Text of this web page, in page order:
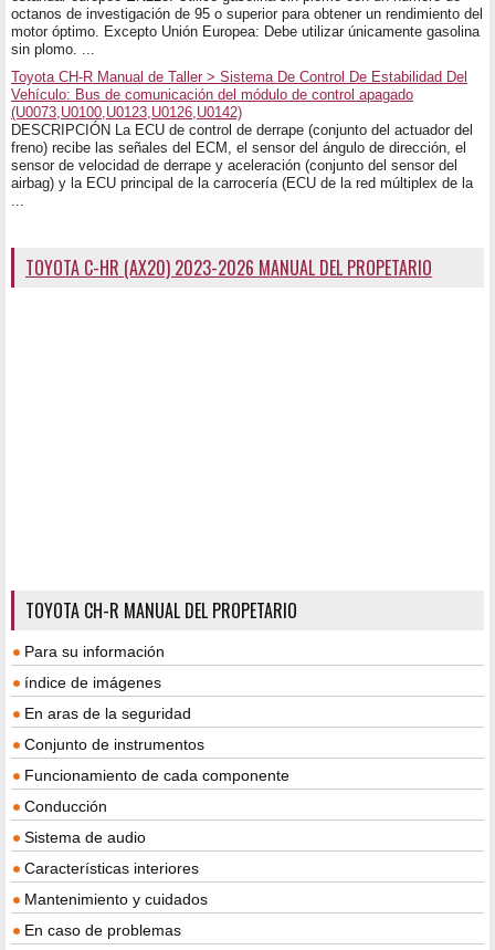
octanos de investigación de 95 o superior para obtener un rendimiento del
motor óptimo. Excepto Unión Europea: Debe utilizar únicamente gasolina
sin plomo. ...
Toyota CH-R Manual de Taller > Sistema De Control De Estabilidad Del
Vehículo: Bus de comunicación del módulo de control apagado
(U0073,U0100,U0123,U0126,U0142)
DESCRIPCIÓN La ECU de control de derrape (conjunto del actuador del
freno) recibe las señales del ECM, el sensor del ángulo de dirección, el
sensor de velocidad de derrape y aceleración (conjunto del sensor del
airbag) y la ECU principal de la carrocería (ECU de la red múltiplex de la
...
TOYOTA C-HR (AX20) 2023-2026 MANUAL DEL PROPETARIO
TOYOTA CH-R MANUAL DEL PROPETARIO
Para su información
índice de imágenes
En aras de la seguridad
Conjunto de instrumentos
Funcionamiento de cada componente
Conducción
Sistema de audio
Características interiores
Mantenimiento y cuidados
En caso de problemas